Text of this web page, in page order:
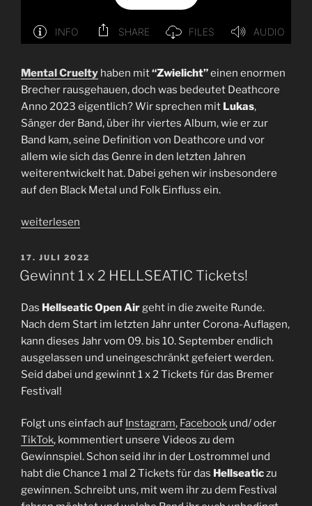
Mental Cruelty haben mit“Zwielicht”einen enormen
Brecher rausgehauen, doch was bedeutet Deathcore
Anno 2023 eigentlich? Wir sprechen mit Lukas,
Sänger der Band, über ihr viertes Album, wie er zur
Band kam, seine Definition von Deathcore und vor
allem wie sich das Genre in den letzten Jahren
weiterentwickelt hat. Dabei gehen wir insbesondere
auf den Black Metal und Folk Einfluss ein.
„Mental
|
Interview
Lukas
Nicolai“
weiterlesen
VERÖFFENTLICHT
AM
17. JULI 2022
Gewinnt 1 x 2 HELLSEATIC Tickets!
Das Hellseatic Open Airgeht in die zweite Runde.
Nach dem Start im letzten Jahr unter Corona-Auflagen,
kann dieses Jahr vom 09. bis 10. September endlich
ausgelassen und uneingeschränkt gefeiert werden.
Seid dabei und gewinnt 1 x 2 Tickets für das Bremer
Festival!
Folgt uns einfach auf Instagram, Facebook und/ oder
TikTok, kommentiert unsere Videos zu dem
Gewinnspiel. Schon seid ihr in der Lostrommel und
habt die Chance 1 mal 2 Tickets für das Hellseaticzu
gewinnen. Schreibt uns, mit wem ihr zu dem Festival